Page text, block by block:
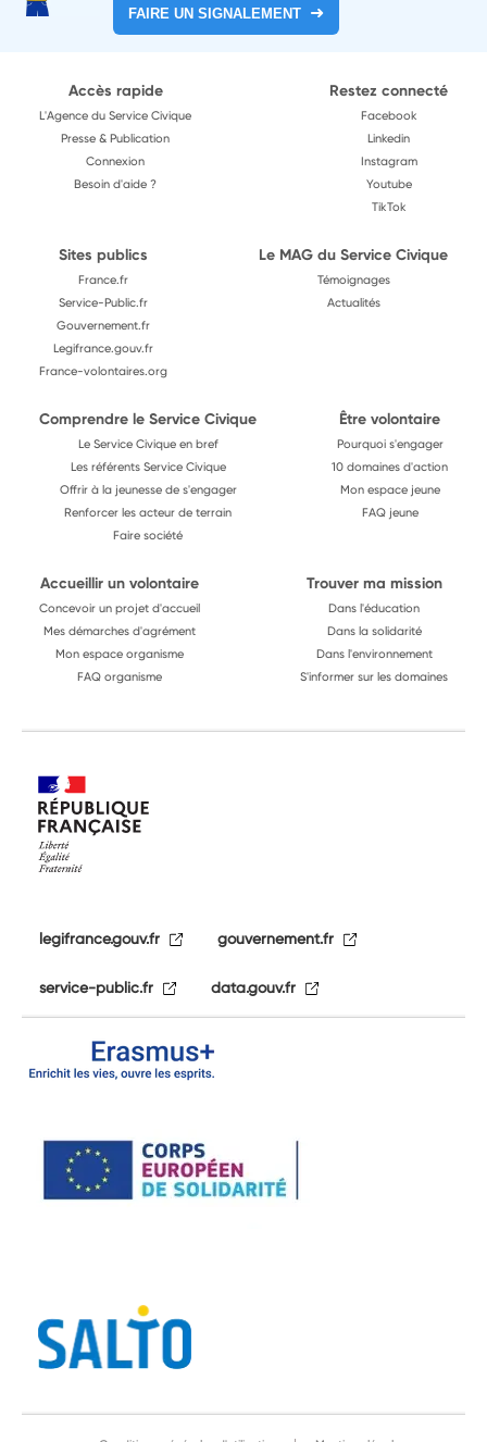
FAIRE UN SIGNALEMENT
Accès rapide
L'Agence du Service Civique
Presse & Publication
Connexion
Besoin d'aide ?
Restez connecté
Facebook
Linkedin
Instagram
Youtube
TikTok
Sites publics
France.fr
Service-Public.fr
Gouvernement.fr
Legifrance.gouv.fr
France-volontaires.org
Le MAG du Service Civique
Témoignages
Actualités
Comprendre le Service Civique
Le Service Civique en bref
Les référents Service Civique
Offrir à la jeunesse de s'engager
Renforcer les acteur de terrain
Faire société
Être volontaire
Pourquoi s'engager
10 domaines d'action
Mon espace jeune
FAQ jeune
Accueillir un volontaire
Concevoir un projet d'accueil
Mes démarches d'agrément
Mon espace organisme
FAQ organisme
Trouver ma mission
Dans l'éducation
Dans la solidarité
Dans l'environnement
S'informer sur les domaines
legifrance.gouv.fr gouvernement.fr
service-public.fr data.gouv.fr